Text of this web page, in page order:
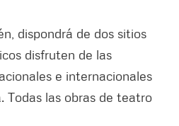
dispondrá de dos sitios
disfruten de las
e internacionales
Todas las obras de teatro